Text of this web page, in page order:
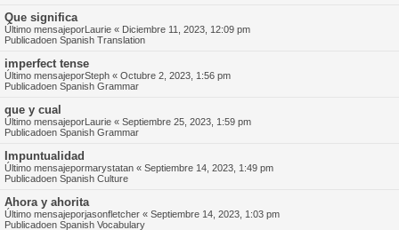
Que significa
Último mensajeporLaurie « Diciembre 11, 2023, 12:09 pm
Publicadoen Spanish Translation
imperfect tense
Último mensajeporSteph « Octubre 2, 2023, 1:56 pm
Publicadoen Spanish Grammar
que y cual
Último mensajeporLaurie « Septiembre 25, 2023, 1:59 pm
Publicadoen Spanish Grammar
Impuntualidad
Último mensajepormarystatan « Septiembre 14, 2023, 1:49 pm
Publicadoen Spanish Culture
Ahora y ahorita
Último mensajeporjasonfletcher « Septiembre 14, 2023, 1:03 pm
Publicadoen Spanish Vocabulary